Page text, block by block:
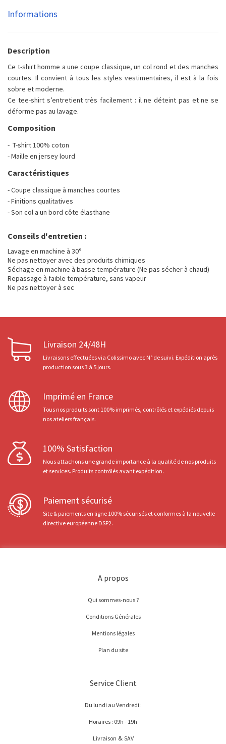
Informations
Description
Ce t-shirt homme a une coupe classique, un col rond et des manches
courtes. Il convient à tous les styles vestimentaires, il est à la fois
sobre et moderne.
Ce tee-shirt s’entretient très facilement : il ne déteint pas et ne se
déforme pas au lavage.
Composition
- T-shirt 100% coton
- Maille en jersey lourd
Caractéristiques
- Coupe classique à manches courtes
- Finitions qualitatives
- Son col a un bord côte élasthane
Conseils d'entretien :
Lavage en machine à 30°
Ne pas nettoyer avec des produits chimiques
Séchage en machine à basse température (Ne pas sécher à chaud)
Repassage à faible température, sans vapeur
Ne pas nettoyer à sec
Livraison 24/48H
Livraisons effectuées via Colissimo avec N° de suivi. Expédition après
production sous 3 à 5 jours.
Imprimé en France
Tous nos produits sont 100% imprimés, contrôlés et expédiés depuis
nos ateliers français.
100% Satisfaction
Nous attachons une grande importance à la qualité de nos produits
et services. Produits contrôlés avant expédition.
Paiement sécurisé
Site & paiements en ligne 100% sécurisés et conformes à la nouvelle
directive européenne DSP2.
A propos
Qui sommes-nous ?
Conditions Générales
Mentions légales
Plan du site
Service Client
Du lundi au Vendredi :
Horaires : 09h - 19h
Livraison & SAV